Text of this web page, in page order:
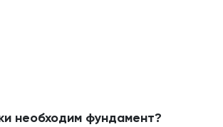
необходим фундамент?